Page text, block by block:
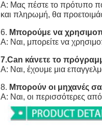
Α: Μας πέστε το πρότυπο
και πληρωμή, θα
6. Μπορούμε να
Α: Ναι, μπορείτε να
7.Can κάνετε το
Α: Ναι, έχουμε μια
8. Μπορούν οι μηχανές
Α: Ναι, οι περισσότερες